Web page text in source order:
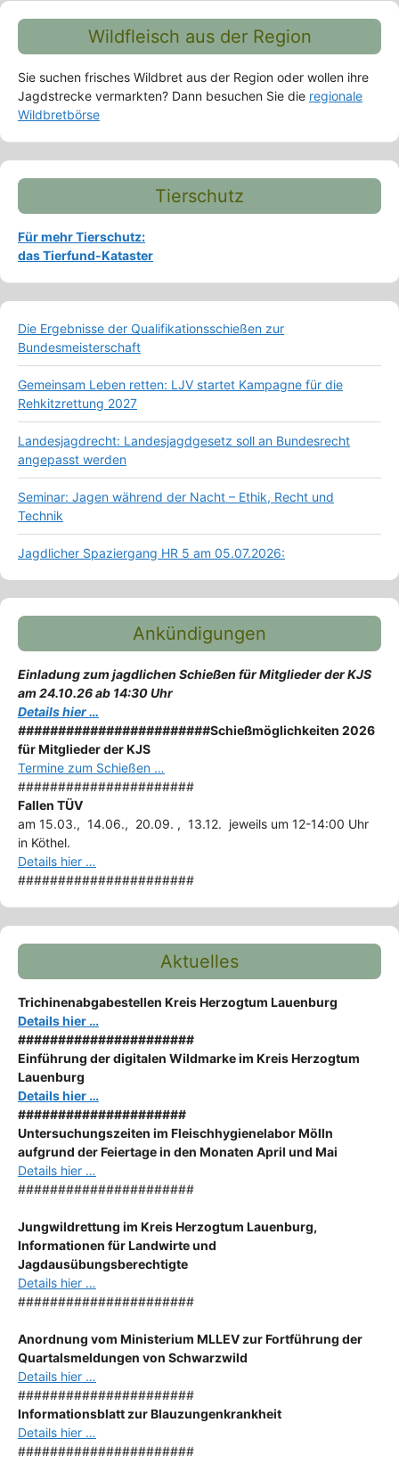
Wildfleisch aus der Region
Sie suchen frisches Wildbret aus der Region oder wollen ihre
Jagdstrecke vermarkten? Dann besuchen Sie die regionale
Wildbretbörse
Tierschutz
Für mehr Tierschutz:
das Tierfund-Kataster
Die Ergebnisse der Qualifikationsschießen zur
Bundesmeisterschaft
Gemeinsam Leben retten: LJV startet Kampagne für die
Rehkitzrettung 2027
Landesjagdrecht: Landesjagdgesetz soll an Bundesrecht
angepasst werden
Seminar: Jagen während der Nacht – Ethik, Recht und
Technik
Jagdlicher Spaziergang HR 5 am 05.07.2026:
Ankündigungen
Einladung zum jagdlichen Schießen für Mitglieder der KJS
am 24.10.26 ab 14:30 Uhr
Details hier …
########################Schießmöglichkeiten 2026
für Mitglieder der KJS
Termine zum Schießen …
######################
Fallen TÜV
am 15.03., 14.06., 20.09. , 13.12. jeweils um 12-14:00 Uhr
in Köthel.
Details hier …
######################
Aktuelles
Trichinenabgabestellen Kreis Herzogtum Lauenburg
Details hier …
######################
Einführung der digitalen Wildmarke im Kreis Herzogtum
Lauenburg
Details hier …
#####################
Untersuchungszeiten im Fleischhygienelabor Mölln
aufgrund der Feiertage in den Monaten April und Mai
Details hier …
######################
Jungwildrettung im Kreis Herzogtum Lauenburg,
Informationen für Landwirte und
Jagdausübungsberechtigte
Details hier …
######################
Anordnung vom Ministerium MLLEV zur Fortführung der
Quartalsmeldungen von Schwarzwild
Details hier …
######################
Informationsblatt zur Blauzungenkrankheit
Details hier …
######################